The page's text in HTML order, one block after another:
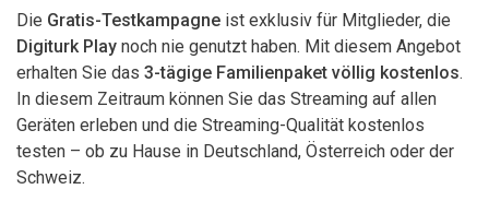
Die Gratis-Testkampagne ist exklusiv für Mitglieder, die
Digiturk Play noch nie genutzt haben. Mit diesem Angebot
erhalten Sie das 3-tägige Familienpaket völlig kostenlos.
In diesem Zeitraum können Sie das Streaming auf allen
Geräten erleben und die Streaming-Qualität kostenlos
testen – ob zu Hause in Deutschland, Österreich oder der
Schweiz.